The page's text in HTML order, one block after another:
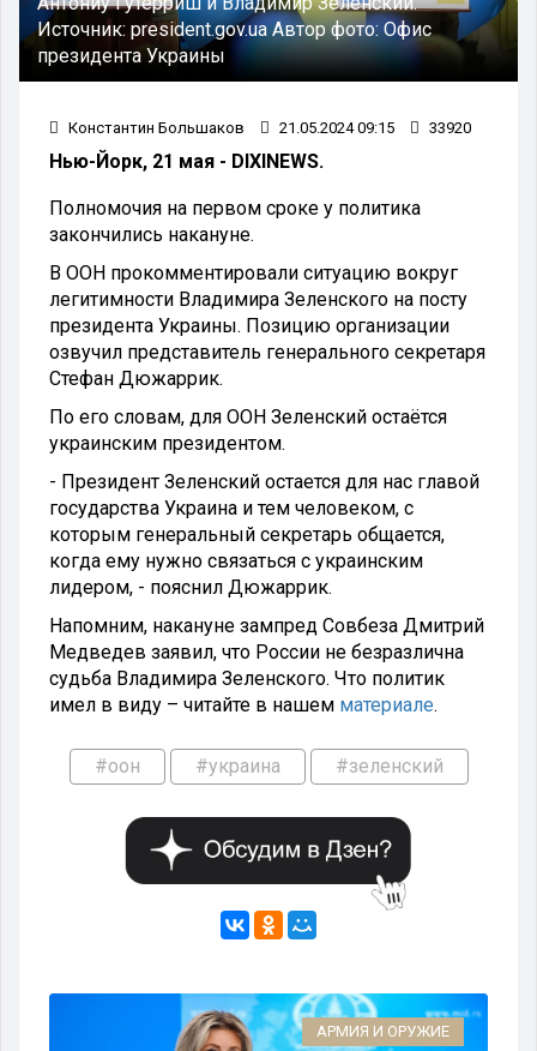
Источник: president.gov.uaАвтор фото: Офис
президента Украины
Константин Большаков 21.05.2024 09:15 33920
Нью-Йорк, 21 мая - DIXINEWS.
Полномочия на первом сроке у политика
закончились накануне.
В ООН прокомментировали ситуацию вокруг
легитимности Владимира Зеленского на посту
президента Украины. Позицию организации
озвучил представитель генерального секретаря
Стефан Дюжаррик.
По его словам, для ООН Зеленский остаётся
украинским президентом.
- Президент Зеленский остается для нас главой
государства Украина и тем человеком, с
которым генеральный секретарь общается,
когда ему нужно связаться с украинским
лидером, - пояснил Дюжаррик.
Напомним, накануне зампред Совбеза Дмитрий
Медведев заявил, что России не безразлична
судьба Владимира Зеленского. Что политик
имел в виду – читайте в нашем материале.
#оон #украина #зеленский
АРМИЯ И ОРУЖИЕ